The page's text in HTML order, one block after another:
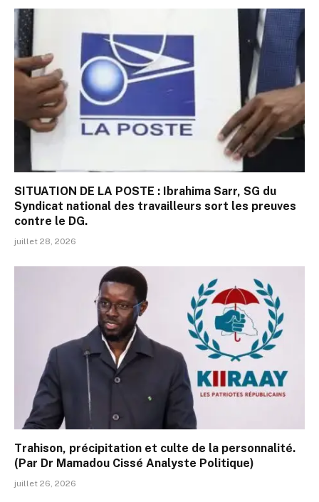
SITUATION DE LA POSTE : Ibrahima Sarr, SG du
Syndicat national des travailleurs sort les preuves
contre le DG.
juillet 28, 2026
Trahison, précipitation et culte de la personnalité.
(Par Dr Mamadou Cissé Analyste Politique)
juillet 26, 2026